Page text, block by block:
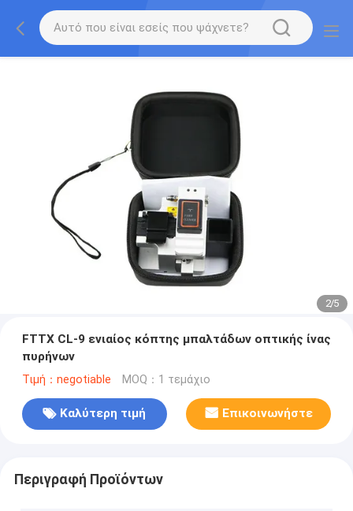
2/5
FTTX CL-9 ενιαίος κόπτης μπαλτάδων οπτικής ίνας
πυρήνων
Τιμή：negotiable MOQ：1 τεμάχιο
Καλύτερη τιμή Επικοινωνήστε
Περιγραφή Προϊόντων